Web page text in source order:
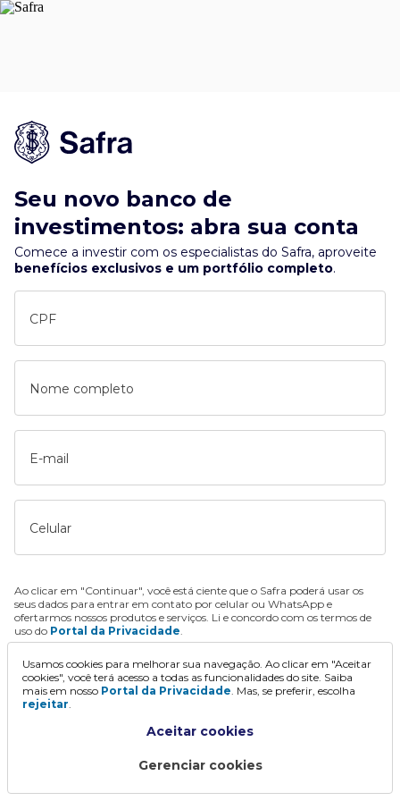
Seu novo banco de
investimentos: abra sua conta
Comece a investir com os especialistas do Safra, aproveite
benefícios exclusivos e um portfólio completo.
CPF
Nome completo
E-mail
Celular
Ao clicar em "Continuar", você está ciente que o Safra poderá usar os
seus dados para entrar em contato por celular ou WhatsApp e
ofertarmos nossos produtos e serviços. Li e concordo com os termos de
uso do Portal da Privacidade.
Continuar
Usamos cookies para melhorar sua navegação. Ao clicar em "Aceitar
cookies", você terá acesso a todas as funcionalidades do site. Saiba
mais em nosso Portal da Privacidade. Mas, se preferir, escolha
rejeitar.
Aceitar cookies
Gerenciar cookies